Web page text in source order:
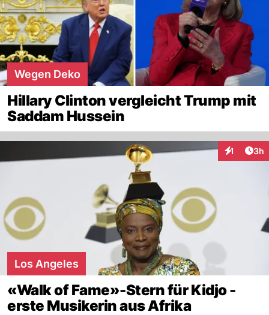
Wegen Deko
Hillary Clinton vergleicht Trump mit
Saddam Hussein
1 3h
Los Angeles
«Walk of Fame»-Stern für Kidjo -
erste Musikerin aus Afrika